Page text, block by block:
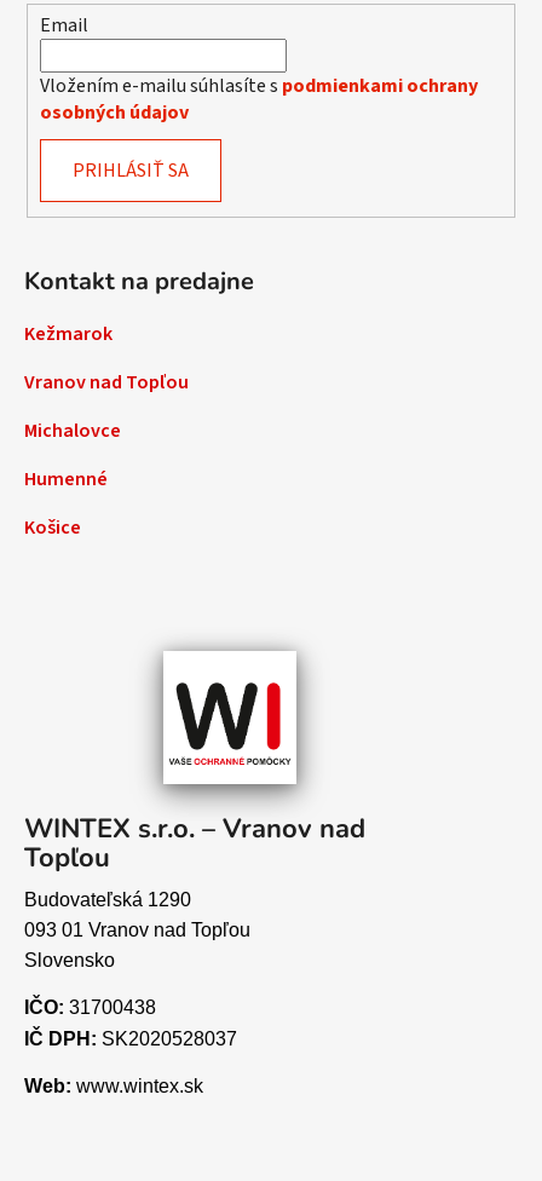
Email
Vložením e-mailu súhlasíte s podmienkami ochrany
osobných údajov
PRIHLÁSIŤ SA
Kontakt na predajne
Kežmarok
Vranov nad Topľou
Michalovce
Humenné
Košice
WINTEX s.r.o. – Vranov nad
Topľou
Budovateľská 1290
093 01 Vranov nad Topľou
Slovensko
IČO: 31700438
IČ DPH: SK2020528037
Web: www.wintex.sk